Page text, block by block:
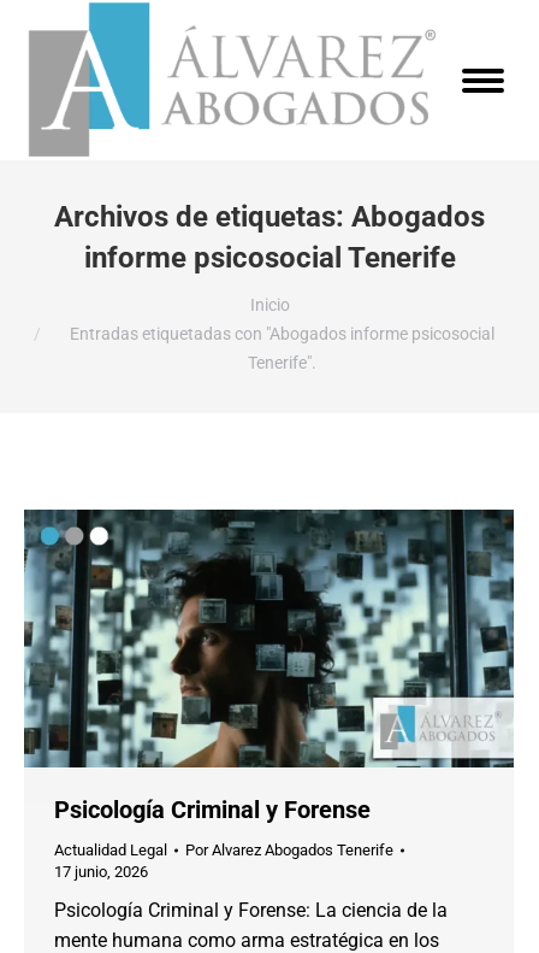
Archivos de etiquetas: Abogados
informe psicosocial Tenerife
Inicio
Entradas etiquetadas con "Abogados informe psicosocial
Tenerife".
Psicología Criminal y Forense
Actualidad Legal PorAlvarez Abogados Tenerife
17 junio, 2026
Psicología Criminal y Forense: La ciencia de la
mente humana como arma estratégica en los